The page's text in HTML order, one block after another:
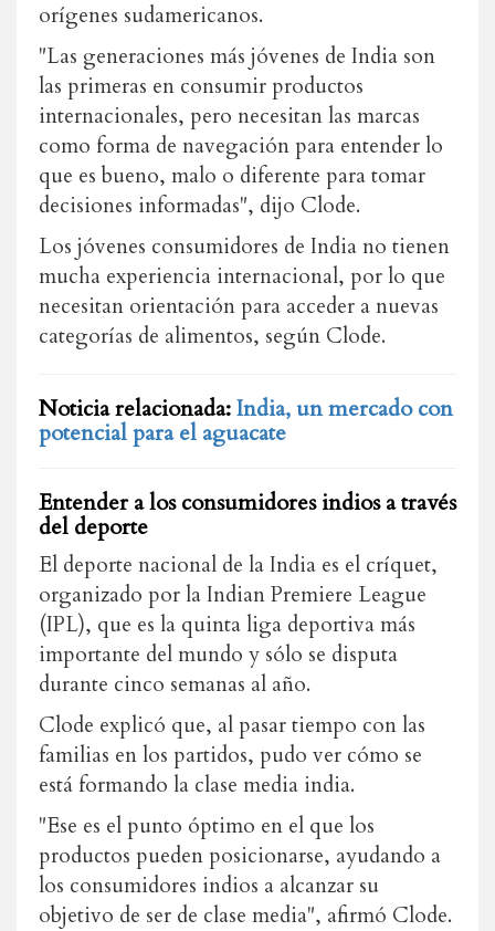
orígenes sudamericanos.
"Las generaciones más jóvenes de India son
las primeras en consumir productos
internacionales, pero necesitan las marcas
como forma de navegación para entender lo
que es bueno, malo o diferente para tomar
decisiones informadas", dijo Clode.
Los jóvenes consumidores de India no tienen
mucha experiencia internacional, por lo que
necesitan orientación para acceder a nuevas
categorías de alimentos, según Clode.
Noticia relacionada:India, un mercado con
potencial para el aguacate
Entender a los consumidores indios a través
del deporte
El deporte nacional de la India es el críquet,
organizado por la Indian Premiere League
(IPL), que es la quinta liga deportiva más
importante del mundo y sólo se disputa
durante cinco semanas al año.
Clode explicó que, al pasar tiempo con las
familias en los partidos, pudo ver cómo se
está formando la clase media india.
"Ese es el punto óptimo en el que los
productos pueden posicionarse, ayudando a
los consumidores indios a alcanzar su
objetivo de ser de clase media", afirmó Clode.